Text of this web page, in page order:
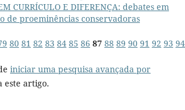
CURRÍCULO E DIFERENÇA: debates em
de proeminências conservadoras
80 81 82 83 84 85 86 87 88 89 90 91 92 93 94
iniciar uma pesquisa avançada por
este artigo.